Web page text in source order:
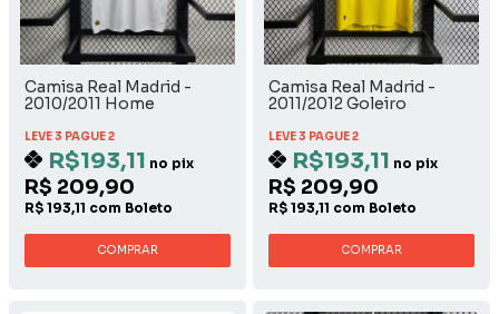
Camisa Real Madrid -
2010/2011 Home
LEVE 3 PAGUE 2
R$193,11 no pix
R$ 209,90
R$ 193,11 com Boleto
COMPRAR
Camisa Real Madrid -
2011/2012 Goleiro
LEVE 3 PAGUE 2
R$193,11 no pix
R$ 209,90
R$ 193,11 com Boleto
COMPRAR